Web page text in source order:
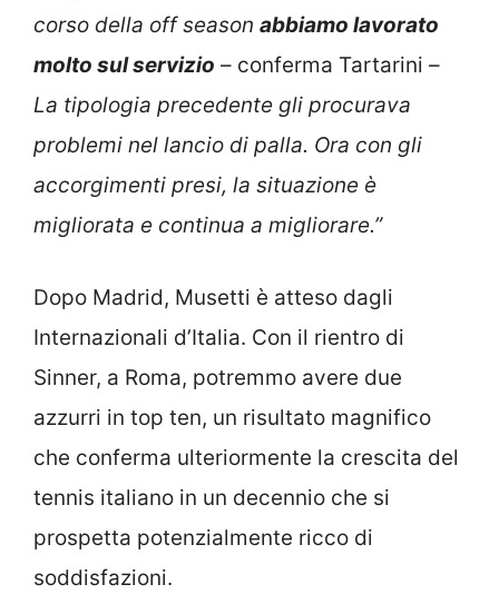
corso della off season abbiamo lavorato
molto sul servizio – conferma Tartarini –
La tipologia precedente gli procurava
problemi nel lancio di palla. Ora con gli
accorgimenti presi, la situazione è
migliorata e continua a migliorare.”
Dopo Madrid, Musetti è atteso dagli
Internazionali d’Italia. Con il rientro di
Sinner, a Roma, potremmo avere due
azzurri in top ten, un risultato magnifico
che conferma ulteriormente la crescita del
tennis italiano in un decennio che si
prospetta potenzialmente ricco di
soddisfazioni.